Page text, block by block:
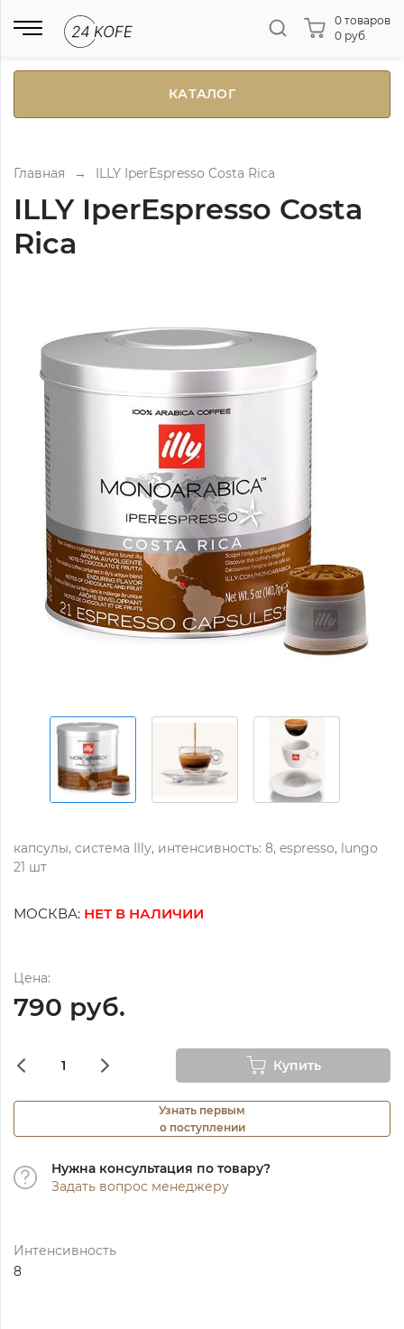
0 товаров
0 руб.
КАТАЛОГ
Главная → ILLY IperEspresso Costa Rica
ILLY IperEspresso Costa
Rica
капсулы, система Illy, интенсивность: 8, espresso, lungo
21 шт
МОСКВА: НЕТ В НАЛИЧИИ
Цена:
790 руб.
Купить
Узнать первым
о поступлении
Нужна консультация по товару?
Задать вопрос менеджеру
Интенсивность
8